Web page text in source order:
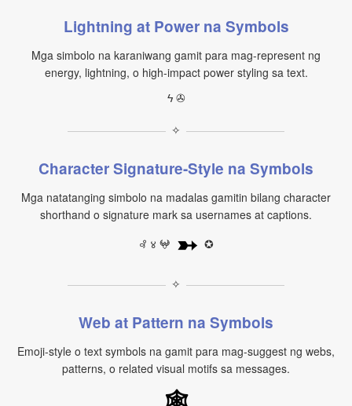
Lightning at Power na Symbols
Mga simbolo na karaniwang gamit para mag-represent ng
energy, lightning, o high-impact power styling sa text.
ϟ ✇
✧
Character Signature-Style na Symbols
Mga natatanging simbolo na madalas gamitin bilang character
shorthand o signature mark sa usernames at captions.
꘩ ४ 𖤍 ➳ ✪
✧
Web at Pattern na Symbols
Emoji-style o text symbols na gamit para mag-suggest ng webs,
patterns, o related visual motifs sa messages.